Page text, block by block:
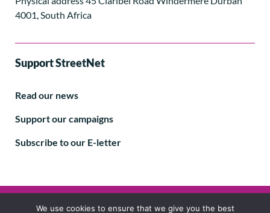
4001, South Africa
Support StreetNet
Read our news
Support our campaigns
Subscribe to our E-letter
Follow us
We use cookies to ensure that we give you the best